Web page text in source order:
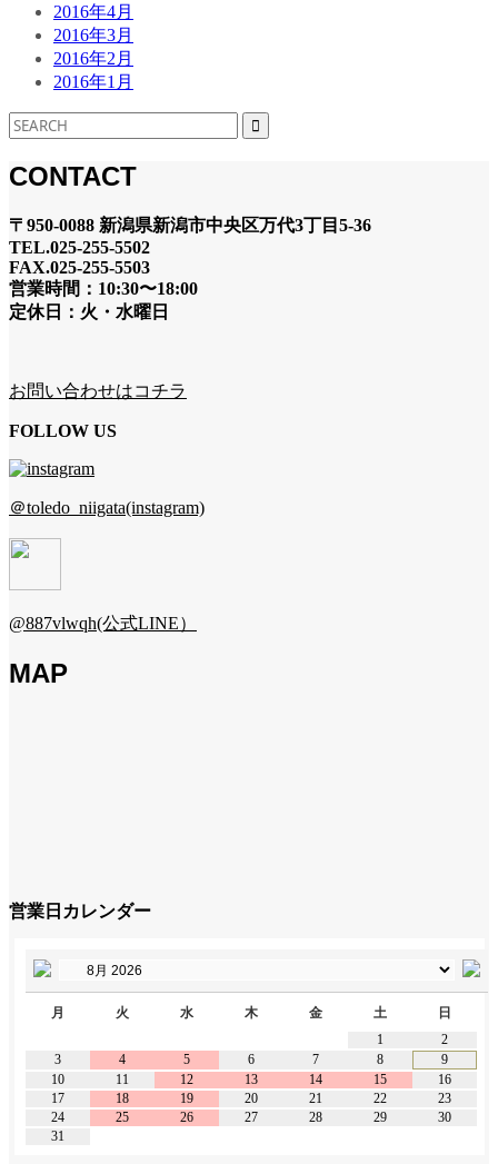
2016年4月
2016年3月
2016年2月
2016年1月
CONTACT
〒950-0088 新潟県新潟市中央区万代3丁目5-36
TEL.025-255-5502
FAX.025-255-5503
営業時間：10:30〜18:00
定休日：火・水曜日
お問い合わせはコチラ
FOLLOW US
＠toledo_niigata(instagram)
@887vlwqh(公式LINE）
MAP
営業日カレンダー
月 火 水 木 金 土
日
1
2
3
4 5 6 7 8
9
10
11 12 13 14 15
16
17
18 19 20 21 22
23
24
25 26 27 28 29
30
31